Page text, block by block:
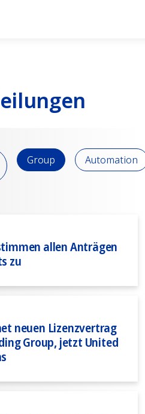
Group Automation
allen Anträgen
zu
neuen Lizenzvertrag
Group, jetzt United